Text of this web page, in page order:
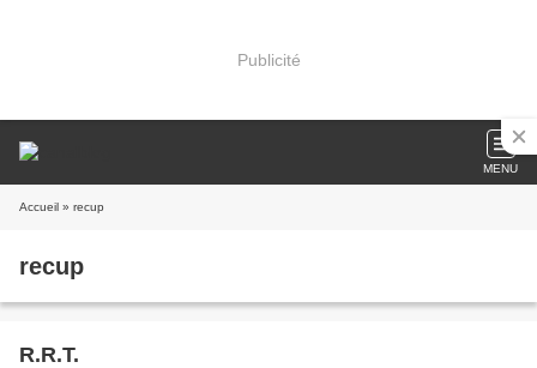
Publicité
MENU
Accueil » recup
recup
R.R.T.